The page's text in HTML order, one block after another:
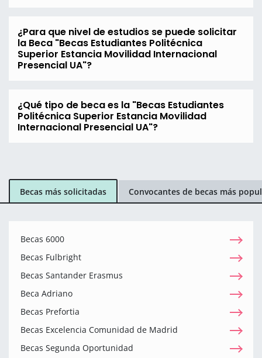
¿Para que nivel de estudios se puede solicitar
la Beca "Becas Estudiantes Politécnica
Superior Estancia Movilidad Internacional
Presencial UA"?
¿Qué tipo de beca es la "Becas Estudiantes
Politécnica Superior Estancia Movilidad
Internacional Presencial UA"?
Becas más solicitadas Convocantes de becas más
Becas 6000
Becas Fulbright
Becas Santander Erasmus
Beca Adriano
Becas Prefortia
Becas Excelencia Comunidad de Madrid
Becas Segunda Oportunidad